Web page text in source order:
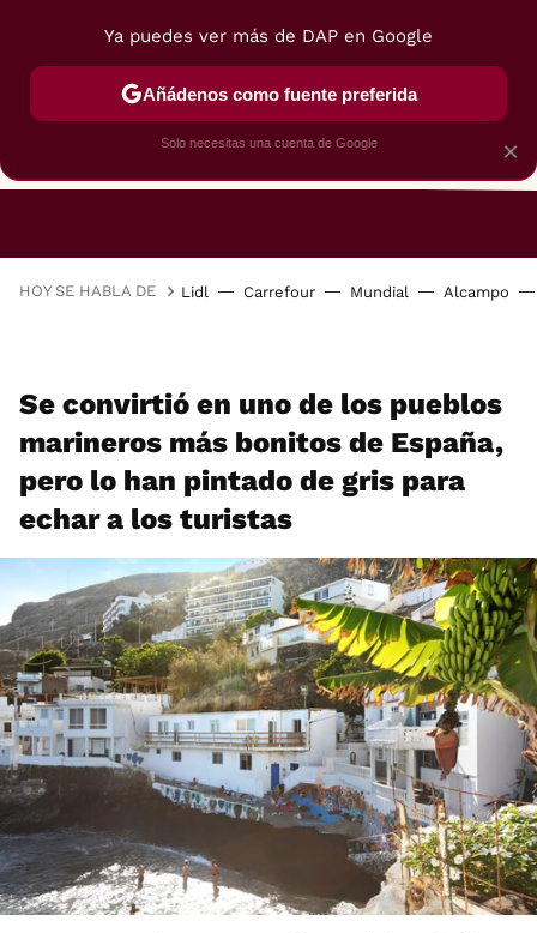
RESTAURANTES GASTROGUÍA
HOY SE HABLA DE Lidl Carrefour Mundial Alcampo
Se convirtió en uno de los pueblos
marineros más bonitos de España,
pero lo han pintado de gris para
echar a los turistas
×
Ya puedes ver más de DAP en Google
Añádenos como fuente preferida
Solo necesitas una cuenta de Google